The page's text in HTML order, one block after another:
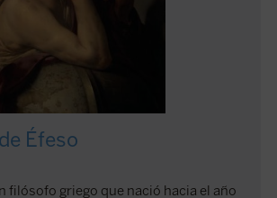
Éfeso
filósofo griego que nació hacia el año